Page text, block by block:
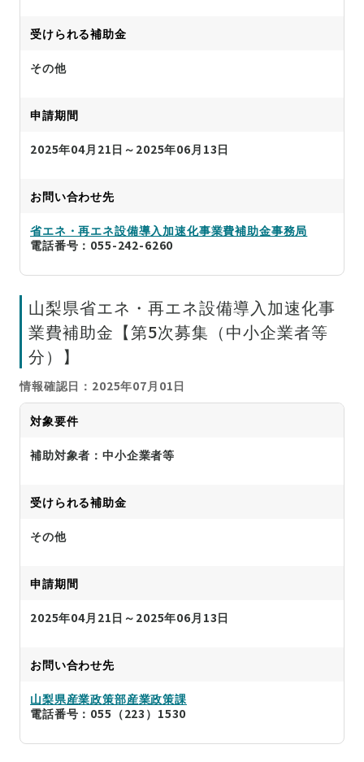
受けられる補助金
その他
申請期間
2025年04月21日～2025年06月13日
お問い合わせ先
省エネ・再エネ設備導入加速化事業費補助金事務局
電話番号：055-242-6260
山梨県省エネ・再エネ設備導入加速化事
業費補助金【第5次募集（中小企業者等
分）】
情報確認日：2025年07月01日
対象要件
補助対象者：中小企業者等
受けられる補助金
その他
申請期間
2025年04月21日～2025年06月13日
お問い合わせ先
山梨県産業政策部産業政策課
電話番号：055（223）1530